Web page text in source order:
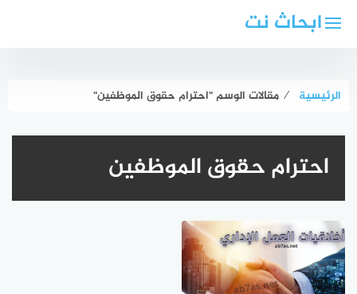
ابحاث نت
الرئيسية ⁄ مقالات الوسم "احترام حقوق الموظفين"
احترام حقوق الموظفين